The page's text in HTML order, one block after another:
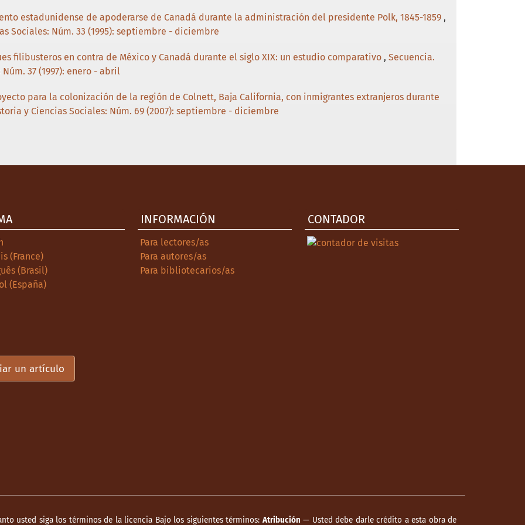
estadunidense de apoderarse de Canadá durante la administración del presidente Polk, 1845-1859 ,
Sociales: Núm. 33 (1995): septiembre - diciembre
filibusteros en contra de México y Canadá durante el siglo XIX: un estudio comparativo , Secuencia.
37 (1997): enero - abril
para la colonización de la región de Colnett, Baja California, con inmigrantes extranjeros durante
y Ciencias Sociales: Núm. 69 (2007): septiembre - diciembre
(France)
(Brasil)
(España)
INFORMACIÓN
Para lectores/as
Para autores/as
Para bibliotecarios/as
CONTADOR
un artículo
usted siga los términos de la licencia Bajo los siguientes términos: Atribución — Usted debe darle crédito a esta obra de